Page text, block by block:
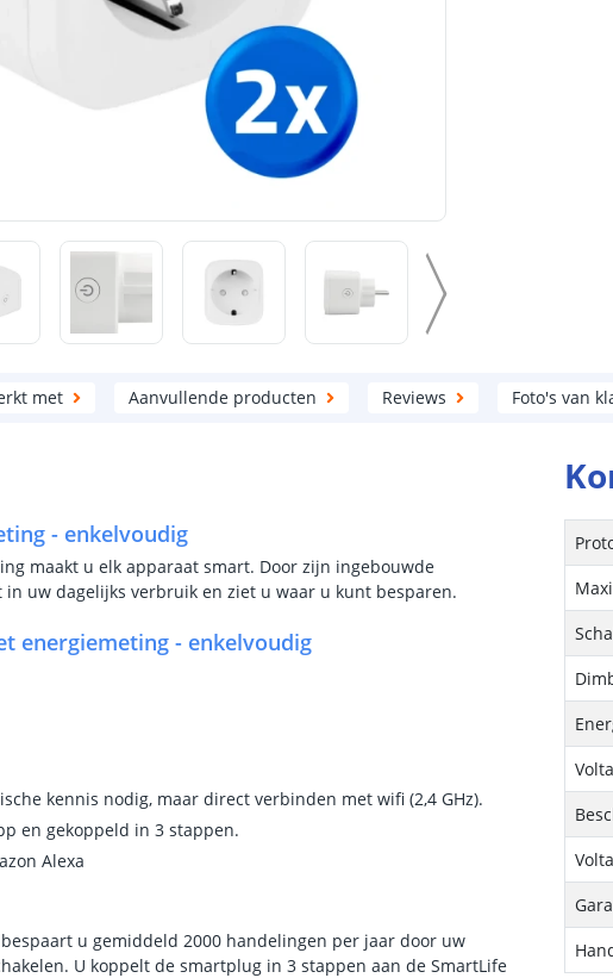
met Aanvullende producten Reviews Foto's van
- enkelvoudig
maakt u elk apparaat smart. Door zijn ingebouwde
uw dagelijks verbruik en ziet u waar u kunt besparen.
energiemeting - enkelvoudig
kennis nodig, maar direct verbinden met wifi (2,4 GHz).
en gekoppeld in 3 stappen.
Alexa
u gemiddeld 2000 handelingen per jaar door uw
U koppelt de smartplug in 3 stappen aan de SmartLife